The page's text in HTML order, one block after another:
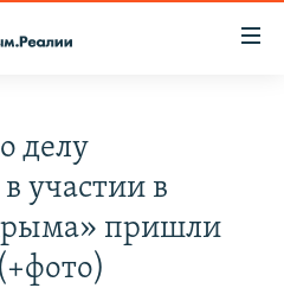
делу
участии в
пришли